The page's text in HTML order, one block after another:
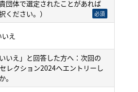
団体で選定されたことがあれば
ください。）
必須
いえ
いえ」と回答した方へ：次回の
レクション2024へエントリーし
。